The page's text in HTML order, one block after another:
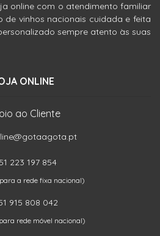
online com o atendimento familiar
de vinhos nacionais cuidada e feita
sempre atento às suas
ONLINE
ao Cliente
223 197 854
a rede fixa nacional)
915 808 042
rede móvel nacional)